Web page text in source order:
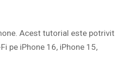
Acest tutorial este potrivit
pe iPhone 16, iPhone 15,